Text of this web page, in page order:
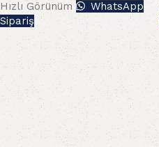
Hızlı Görünüm
WhatsApp
Sipariş
Read More